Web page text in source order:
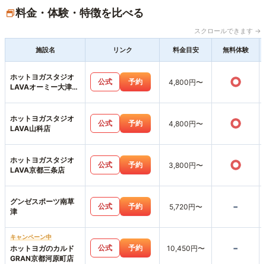
料金・体験・特徴を比べる
スクロールできます →
施設名 リンク 料金目安 無料体験
ホットヨガスタジオ
LAVAオーミー大津テ
公式 予約 4,800円〜 ○
ホットヨガスタジオ
LAVA山科店
公式 予約 4,800円〜 ○
ホットヨガスタジオ
LAVA京都三条店
公式 予約 3,800円〜 ○
グンゼスポーツ南草
津
公式 予約 5,720円〜 -
キャンペーン中
ホットヨガのカルド
GRAN京都河原町店
公式 予約 10,450円〜 -